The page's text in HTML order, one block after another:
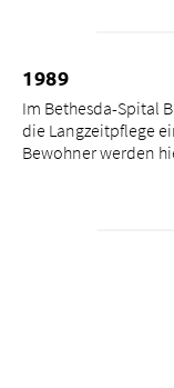
1989
Im Bethesda-Spital
die Langzeitpflege
Bewohner werden